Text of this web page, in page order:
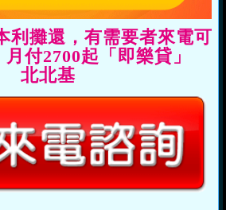
利攤還，有需要者來電可
付2700起「即樂貸」
北北基